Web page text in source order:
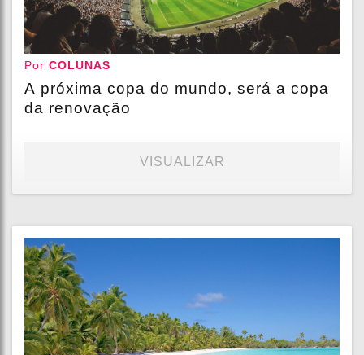
Por COLUNAS
A próxima copa do mundo, será a copa
da renovação
VISUALIZAR